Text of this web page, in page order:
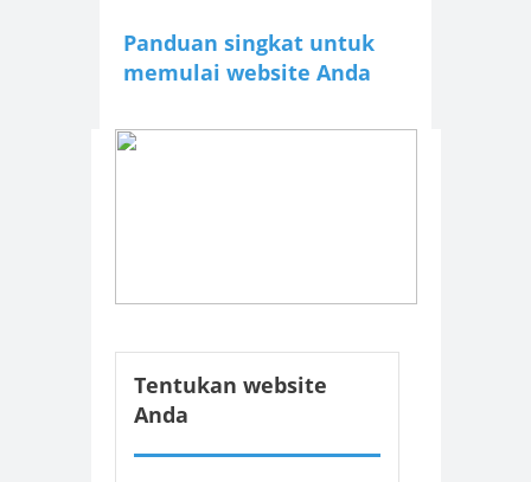
Panduan singkat untuk
memulai website Anda
Tentukan website
Anda